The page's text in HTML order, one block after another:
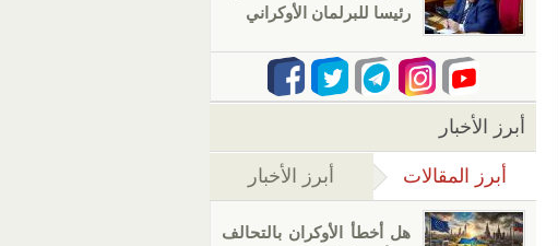
رئيسا للبرلمان الأوكراني
أبرز الأخبار
أبرز المقالات (علامة التبويب النشطة)
أبرز الأخبار
هل أخطأ الأوكران بالتحالف